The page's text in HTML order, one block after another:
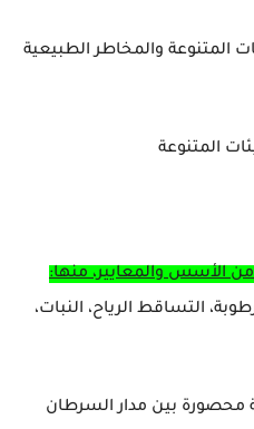
المتنوعة والمخاطر الطبيعية
المتنوعة
الأسس والمعايير، منها:
التساقط الرياح، النبات،
محصورة بين مدار السرطان